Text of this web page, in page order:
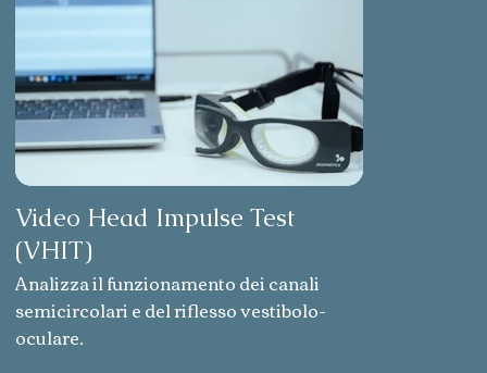
Video Head Impulse Test
(VHIT)
Analizza il funzionamento dei canali
semicircolari e del riflesso vestibolo-
oculare.